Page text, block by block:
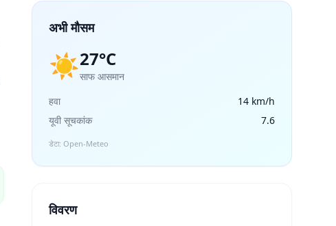
अभी मौसम
☀️27°C
साफ आसमान
हवा
14 km/h
यूवी सूचकांक
7.6
डेटा: Open-Meteo
विवरण